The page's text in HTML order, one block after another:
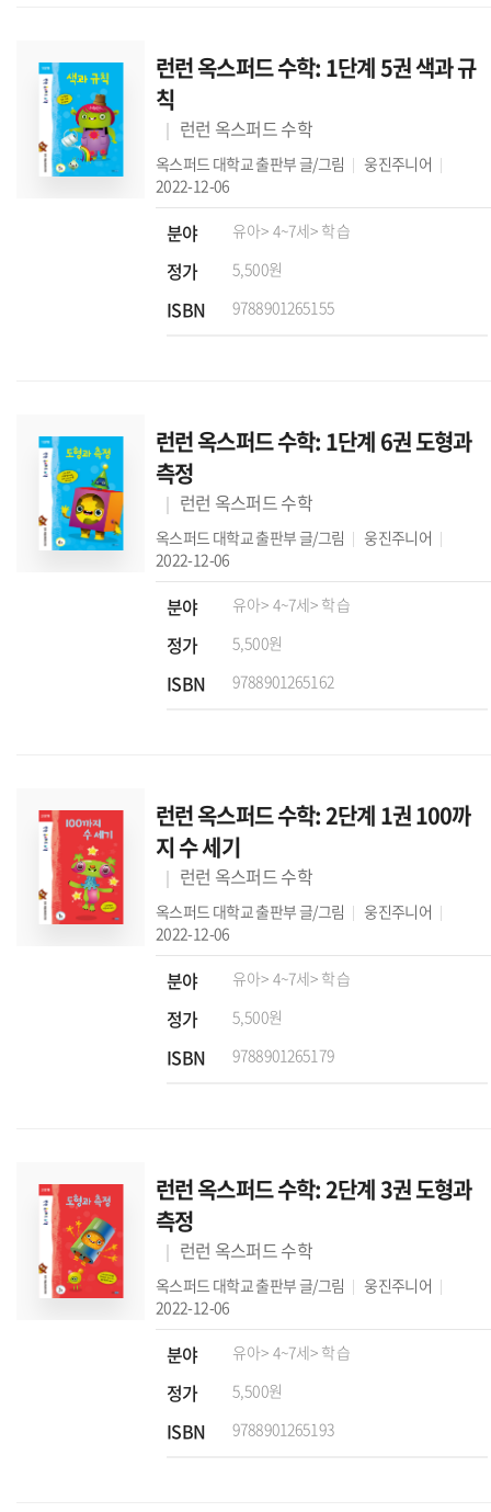
런런 옥스퍼드 수학: 1단계 5권 색과 규
칙
런런 옥스퍼드 수학
옥스퍼드 대학교 출판부 글/그림
웅진주니어
2022-12-06
분야 유아> 4~7세> 학습
정가 5,500원
ISBN 9788901265155
런런 옥스퍼드 수학: 1단계 6권 도형과
측정
런런 옥스퍼드 수학
옥스퍼드 대학교 출판부 글/그림
웅진주니어
2022-12-06
분야 유아> 4~7세> 학습
정가 5,500원
ISBN 9788901265162
런런 옥스퍼드 수학: 2단계 1권 100까
지 수 세기
런런 옥스퍼드 수학
옥스퍼드 대학교 출판부 글/그림
웅진주니어
2022-12-06
분야 유아> 4~7세> 학습
정가 5,500원
ISBN 9788901265179
런런 옥스퍼드 수학: 2단계 3권 도형과
측정
런런 옥스퍼드 수학
옥스퍼드 대학교 출판부 글/그림
웅진주니어
2022-12-06
분야 유아> 4~7세> 학습
정가 5,500원
ISBN 9788901265193